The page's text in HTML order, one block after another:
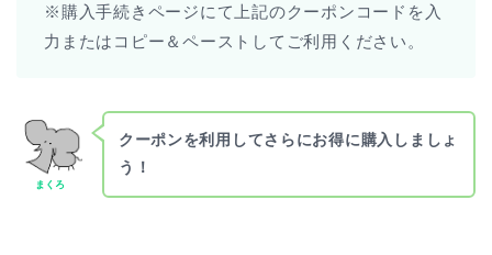
※購入手続きページにて上記のクーポンコードを入
力またはコピー＆ペーストしてご利用ください。
まくろ
クーポンを利用してさらにお得に購入しましょ
う！